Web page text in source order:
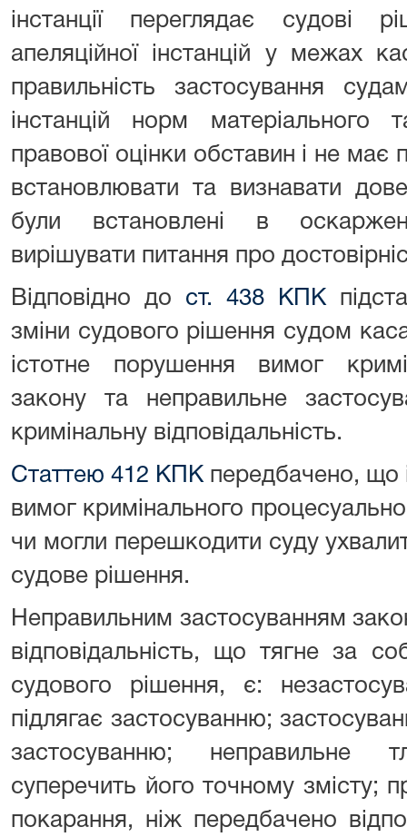
інстанції переглядає судові
апеляційної інстанцій у межах
правильність застосування
інстанцій норм матеріального
правової оцінки обставин і не має
встановлювати та визнавати
були встановлені в
вирішувати питання про
Відповідно до ст. 438 КПК
зміни судового рішення судом
істотне порушення вимог
закону та неправильне
кримінальну відповідальність.
Статтею 412 КПКпередбачено, що
вимог кримінального
чи могли перешкодити суду
судове рішення.
Неправильним застосуванням
відповідальність, що тягне за
судового рішення, є:
підлягає застосуванню;
застосуванню; неправильне
суперечить його точному змісту;
покарання, ніж передбачено